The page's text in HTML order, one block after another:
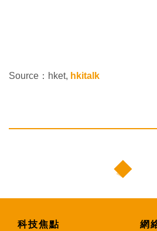
Source：hket, hkitalk
科技焦點 網